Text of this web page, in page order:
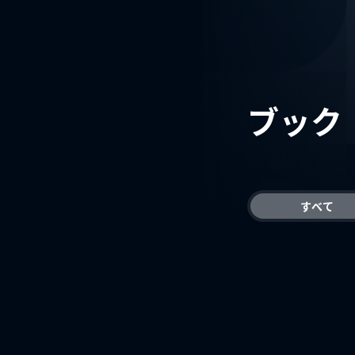
ブック
すべて